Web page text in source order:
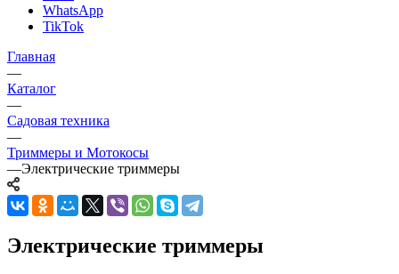
WhatsApp
TikTok
Главная
—
Каталог
—
Садовая техника
—
Триммеры и Мотокосы
—Электрические триммеры
Электрические триммеры